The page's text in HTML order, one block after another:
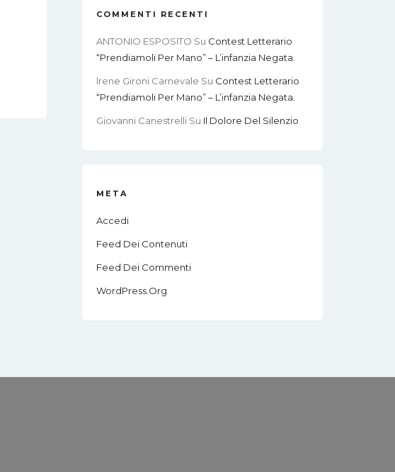
COMMENTI RECENTI
ANTONIO ESPOSITO Su Contest Letterario
“Prendiamoli Per Mano” – L’infanzia Negata.
Irene Gironi Carnevale Su Contest Letterario
“Prendiamoli Per Mano” – L’infanzia Negata.
Giovanni Canestrelli Su Il Dolore Del Silenzio
META
Accedi
Feed Dei Contenuti
Feed Dei Commenti
WordPress.org